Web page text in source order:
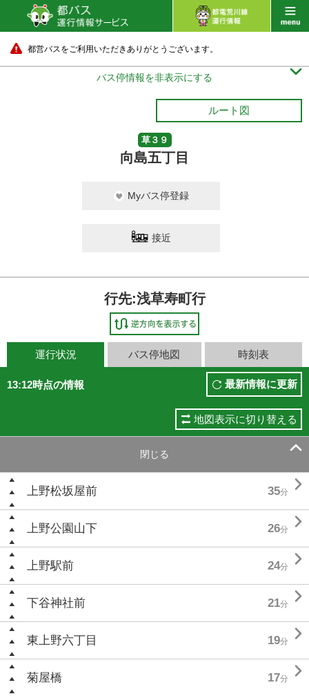
都営バスをご利用いただきありがとうございます。
バス停情報を非表示にする 
ルート図
草３９
向島五丁目
Myバス停登録
接近
行先:浅草寿町行
運行状況 バス停地図 時刻表
13:12時点の情報 最新情報に更新
地図表示に切り替える
閉じる 
上野松坂屋前 35分 
上野公園山下 26分 
上野駅前 24分 
下谷神社前 21分 
東上野六丁目 19分 
菊屋橋 17分 